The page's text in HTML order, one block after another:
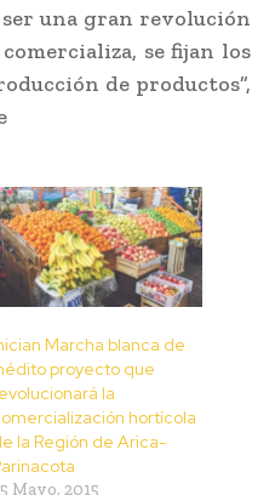
ser una gran revolución
se fijan los
de productos”,
Marcha blanca de
proyecto que
la
hortícola
la Región de Arica-
Mayo, 2015